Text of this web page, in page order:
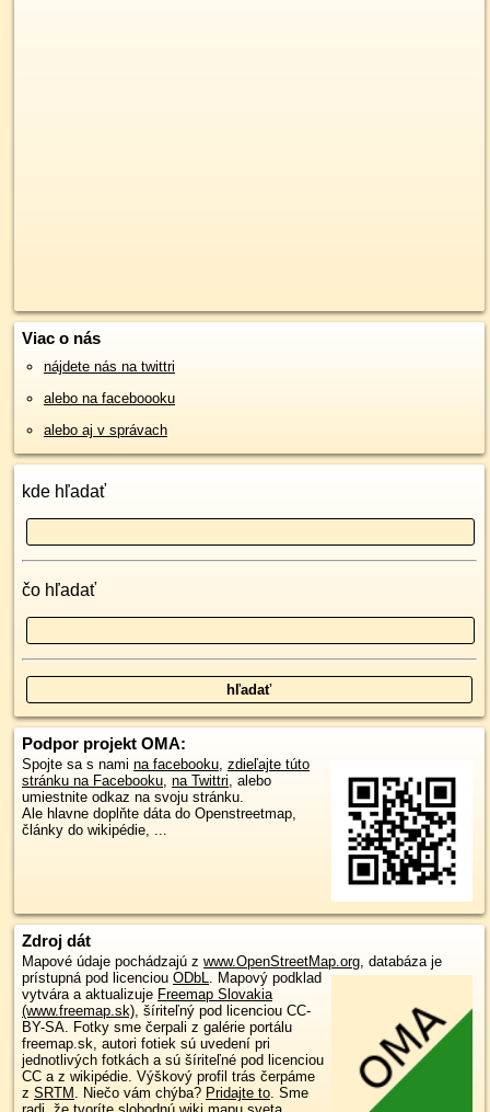
Viac o nás
nájdete nás na twittri
alebo na faceboooku
alebo aj v správach
kde hľadať
čo hľadať
Podpor projekt OMA:
Spojte sa s nami na facebooku, zdieľajte túto
stránku na Facebooku, na Twittri, alebo
umiestnite odkaz na svoju stránku.
Ale hlavne doplňte dáta do Openstreetmap,
články do wikipédie, ...
Zdroj dát
Mapové údaje pochádzajú z www.OpenStreetMap.org, databáza je
prístupná pod licenciou ODbL. Mapový podklad
vytvára a aktualizuje Freemap Slovakia
(www.freemap.sk), šíriteľný pod licenciou CC-
BY-SA. Fotky sme čerpali z galérie portálu
freemap.sk, autori fotiek sú uvedení pri
jednotlivých fotkách a sú šíriteľné pod licenciou
CC a z wikipédie. Výškový profil trás čerpáme
z SRTM . Niečo vám chýba? Pridajte to. Sme